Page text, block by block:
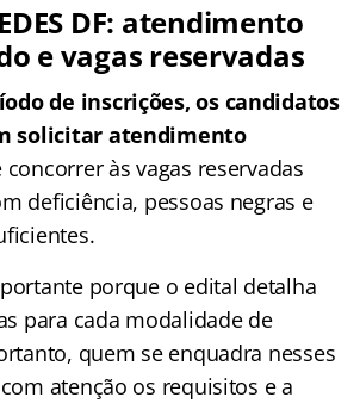
DF: atendimento
e vagas reservadas
de inscrições, os candidatos
solicitar atendimento
às vagas reservadas
deficiência, pessoas negras e
porque o edital detalha
para cada modalidade de
quem se enquadra nesses
atenção os requisitos e a